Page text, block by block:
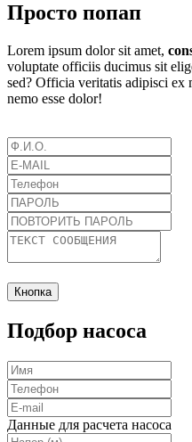
Просто попап
Lorem ipsum dolor sit amet,
voluptate officiis ducimus sit
sed? Officia veritatis adipisci ex
nemo esse dolor!
Кнопка
Подбор насоса
Данные для расчета насоса